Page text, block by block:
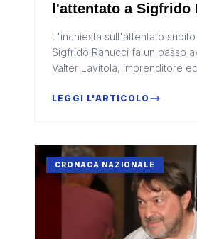
l'attentato a Sigfrido
Roma
L'inchiesta sull'attentato
Sigfrido Ranucci fa un passo
Valter Lavitola, imprenditore
LEGGI L'ARTICOLO
CRONACA NAZIONALE